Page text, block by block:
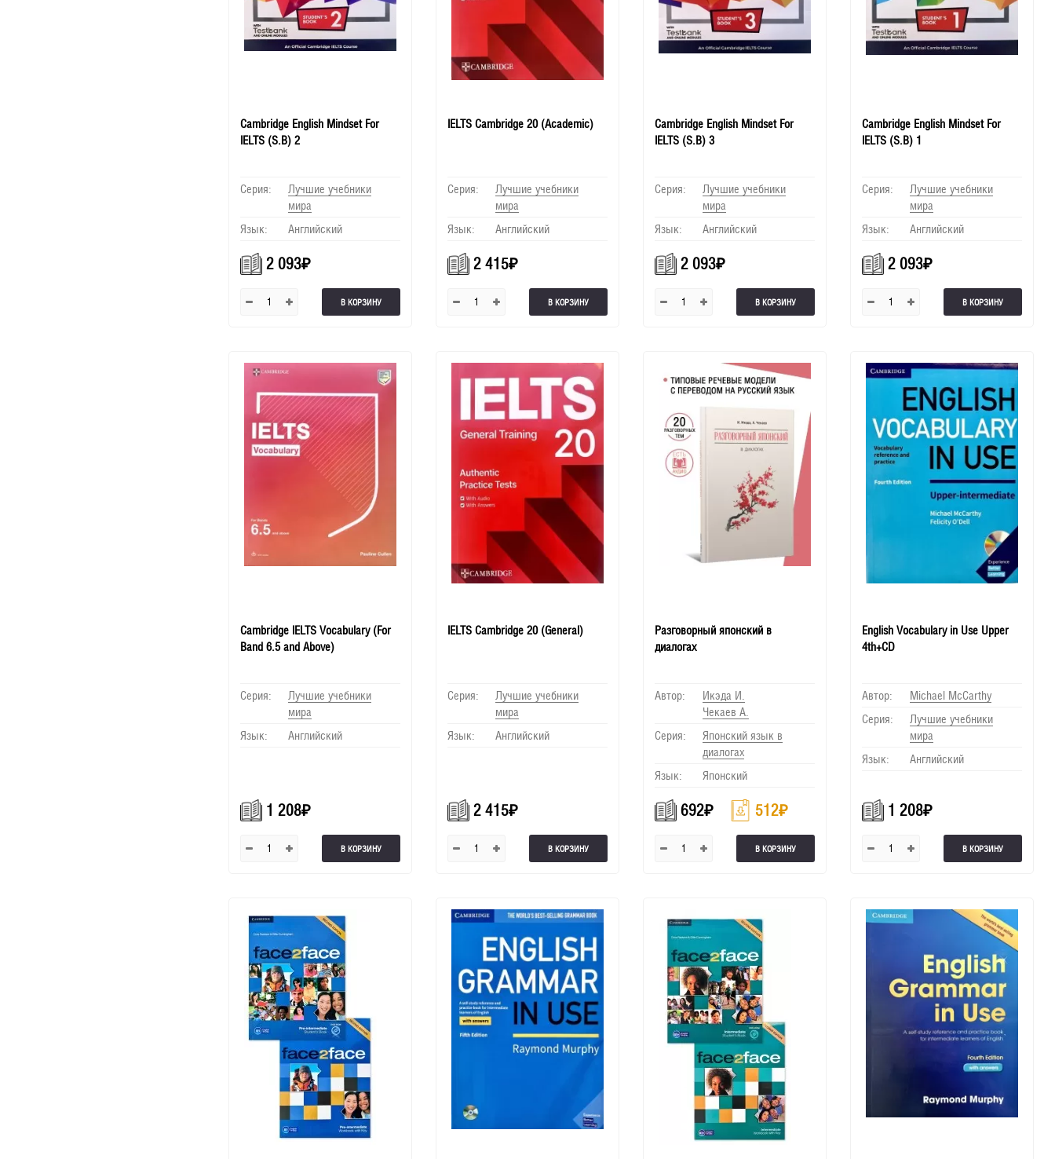
Cambridge English Mindset For
IELTS (S.B) 2
Серия:
Лучшие учебники
мира
Язык:
Английский
2 093₽
В КОРЗИНУ
IELTS Cambridge 20 (Academic)
Серия:
Лучшие учебники
мира
Язык:
Английский
2 415₽
В КОРЗИНУ
Cambridge English Mindset For
IELTS (S.B) 3
Серия:
Лучшие учебники
мира
Язык:
Английский
2 093₽
В КОРЗИНУ
Cambridge English Mindset For
IELTS (S.B) 1
Серия:
Лучшие учебники
мира
Язык:
Английский
2 093₽
В КОРЗИНУ
Cambridge IELTS Vocabulary (For
Band 6.5 and Above)
Серия:
Лучшие учебники
мира
Язык:
Английский
1 208₽
В КОРЗИНУ
IELTS Cambridge 20 (General)
Серия:
Лучшие учебники
мира
Язык:
Английский
2 415₽
В КОРЗИНУ
Разговорный японский в
диалогах
Автор:
Икэда И.
Чекаев А.
Серия:
Японский язык в
диалогах
Язык:
Японский
692₽ 512₽
В КОРЗИНУ
English Vocabulary in Use Upper
4th+CD
Автор:
Michael McCarthy
Серия:
Лучшие учебники
мира
Язык:
Английский
1 208₽
В КОРЗИНУ